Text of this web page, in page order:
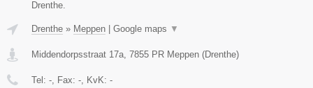
Drenthe.
Drenthe » Meppen Google maps ▼
Middendorpsstraat 17a 7855 PR Meppen (Drenthe)
Tel: - , Fax: - , KvK: -